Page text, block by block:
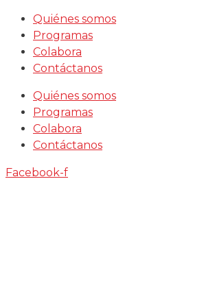
Saltar
contenido
Quiénes somos
Programas
Colabora
Contáctanos
Quiénes somos
Programas
Colabora
Contáctanos
Facebook-f